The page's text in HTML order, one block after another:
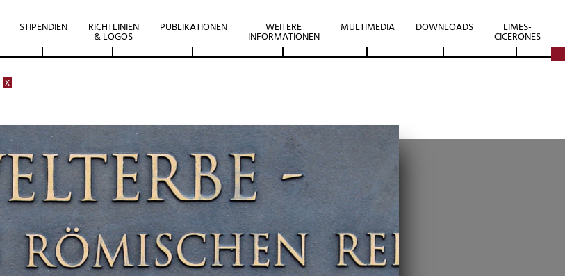
x
STIPENDIEN RICHTLINIEN
& LOGOS
PUBLIKATIONEN WEITERE
INFORMATIONEN
MULTIMEDIA DOWNLOADS LIMES-
CICERONES